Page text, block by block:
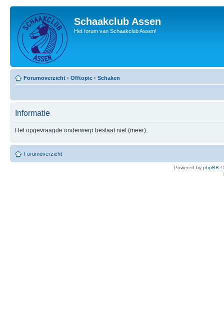
Schaakclub Assen
Het forum van Schaakclub Assen!
Forumoverzicht ‹ Offtopic ‹ Schaken
Informatie
Het opgevraagde onderwerp bestaat niet (meer).
Forumoverzicht
Powered by phpBB